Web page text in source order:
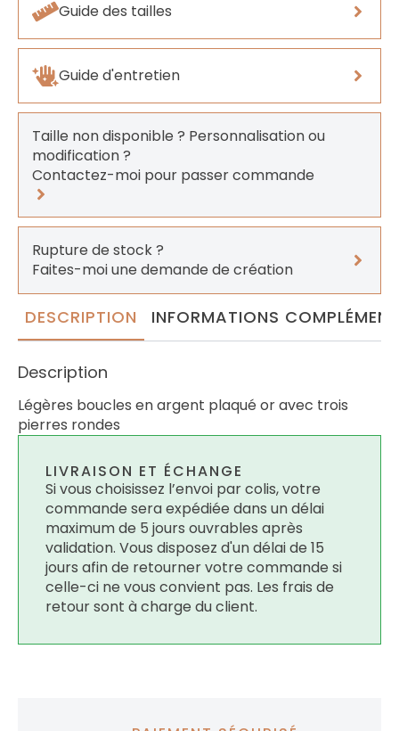
Guide des tailles
Guide d'entretien
Taille non disponible ? Personnalisation ou
modification ?
Contactez-moi pour passer commande
Rupture de stock ?
Faites-moi une demande de création
DESCRIPTION INFORMATIONS
Description
Légères boucles en argent plaqué or avec trois
pierres rondes
LIVRAISON ET ÉCHANGE
Si vous choisissez l’envoi par colis, votre
commande sera expédiée dans un délai
maximum de 5 jours ouvrables après
validation. Vous disposez d'un délai de 15
jours afin de retourner votre commande si
celle-ci ne vous convient pas. Les frais de
retour sont à charge du client.